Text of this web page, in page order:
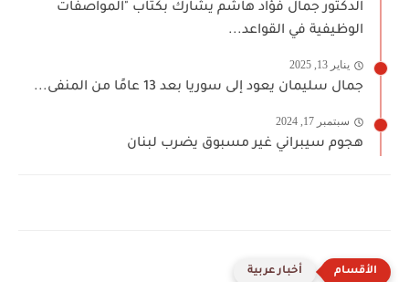
الدكتور جمال فؤاد هاشم يشارك بكتاب "المواصفات
الوظيفية في القواعد...
يناير 13, 2025
جمال سليمان يعود إلى سوريا بعد 13 عامًا من المنفى...
سبتمبر 17, 2024
هجوم سيبراني غير مسبوق يضرب لبنان
أخبار عربية